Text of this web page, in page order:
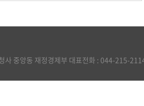
사 중앙동 재정경제부 대표전화 : 044-215-